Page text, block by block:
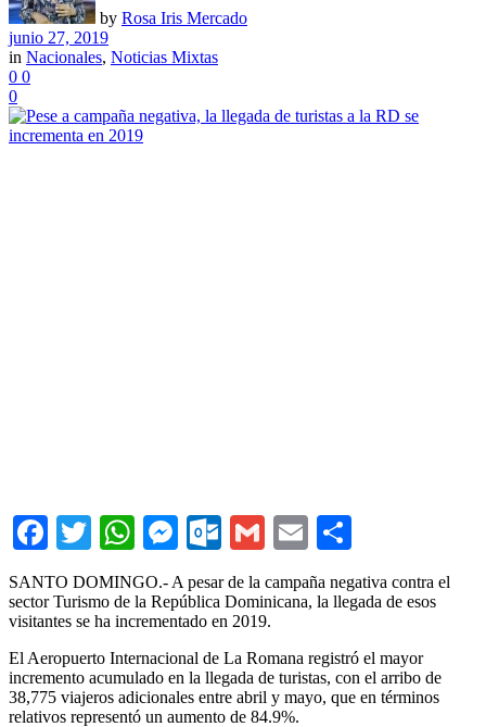
by Rosa Iris Mercado
junio 27, 2019
in Nacionales, Noticias Mixtas
0 0
0
Facebook
TwitterWhatsApp
Messenger
Outlook.com
GmailEmail
SANTO DOMINGO.- A pesar de la campaña negativa contra el
sector Turismo de la República Dominicana, la llegada de esos
visitantes se ha incrementado en 2019.
El Aeropuerto Internacional de La Romana registró el mayor
incremento acumulado en la llegada de turistas, con el arribo de
38,775 viajeros adicionales entre abril y mayo, que en términos
relativos representó un aumento de 84.9%.